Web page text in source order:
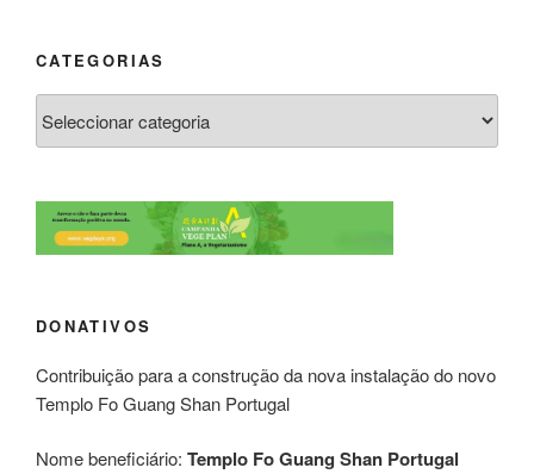
CATEGORIAS
DONATIVOS
Contribuição para a construção da nova instalação do novo
Templo Fo Guang Shan Portugal
Nome beneficiário: Templo Fo Guang Shan Portugal